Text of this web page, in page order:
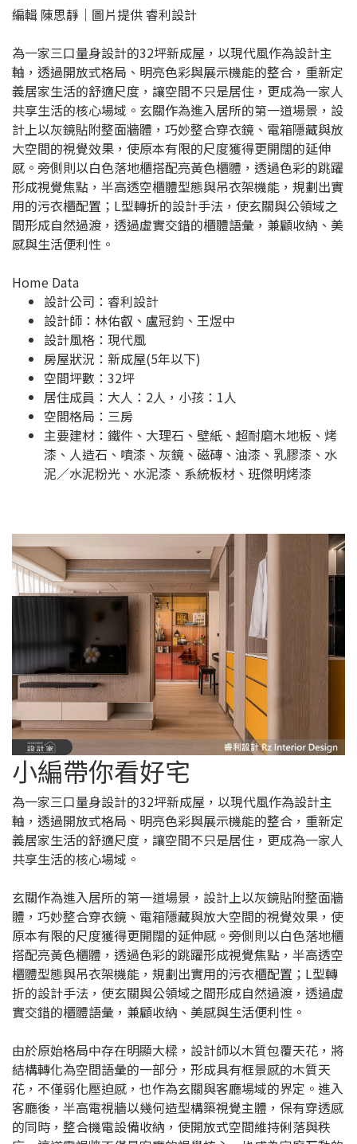
編輯 陳思靜｜圖片提供 睿利設計
為一家三口量身設計的32坪新成屋，以現代風作為設計主
軸，透過開放式格局、明亮色彩與展示機能的整合，重新定
義居家生活的舒適尺度，讓空間不只是居住，更成為一家人
共享生活的核心場域。玄關作為進入居所的第一道場景，設
計上以灰鏡貼附整面牆體，巧妙整合穿衣鏡、電箱隱藏與放
大空間的視覺效果，使原本有限的尺度獲得更開闊的延伸
感。旁側則以白色落地櫃搭配亮黃色櫃體，透過色彩的跳躍
形成視覺焦點，半高透空櫃體型態與吊衣架機能，規劃出實
用的污衣櫃配置；L型轉折的設計手法，使玄關與公領域之
間形成自然過渡，透過虛實交錯的櫃體語彙，兼顧收納、美
感與生活便利性。
Home Data
設計公司： 睿利設計
設計師：林佑叡、盧冠鈞、王煜中
設計風格：現代風
房屋狀況：新成屋(5年以下)
空間坪數：32坪
居住成員：大人：2人，小孩：1人
空間格局：三房
主要建材：鐵件、大理石、壁紙、超耐磨木地板、烤
漆、人造石、噴漆、灰鏡、磁磚、油漆、乳膠漆、水
泥／水泥粉光、水泥漆、系統板材、班傑明烤漆
小編帶你看好宅
為一家三口量身設計的32坪新成屋，以現代風作為設計主
軸，透過開放式格局、明亮色彩與展示機能的整合，重新定
義居家生活的舒適尺度，讓空間不只是居住，更成為一家人
共享生活的核心場域。
玄關作為進入居所的第一道場景，設計上以灰鏡貼附整面牆
體，巧妙整合穿衣鏡、電箱隱藏與放大空間的視覺效果，使
原本有限的尺度獲得更開闊的延伸感。旁側則以白色落地櫃
搭配亮黃色櫃體，透過色彩的跳躍形成視覺焦點，半高透空
櫃體型態與吊衣架機能，規劃出實用的污衣櫃配置；L型轉
折的設計手法，使玄關與公領域之間形成自然過渡，透過虛
實交錯的櫃體語彙，兼顧收納、美感與生活便利性。
由於原始格局中存在明顯大樑，設計師以木質包覆天花，將
結構轉化為空間語彙的一部分，形成具有框景感的木質天
花，不僅弱化壓迫感，也作為玄關與客廳場域的界定。進入
客廳後，半高電視牆以幾何造型構築視覺主體，保有穿透感
的同時，整合機電設備收納，使開放式空間維持俐落與秩